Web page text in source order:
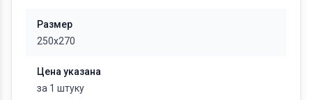
Размер
250x270
Цена указана
за 1 штуку